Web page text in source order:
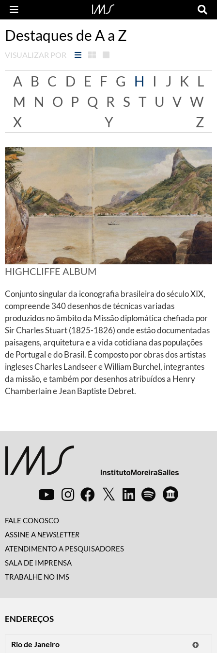
Destaques de A a Z
VISUALIZAR POR
A B C D E F G H I J K L
M
N O P Q R S T U V W
X
Y Z
HIGHCLIFFE ALBUM
Conjunto singular da iconografia brasileira do século XIX,
compreende 340 desenhos de técnicas variadas
produzidos no âmbito da Missão diplomática chefiada por
Sir Charles Stuart (1825-1826) onde estão documentadas
paisagens, arquitetura e a vida cotidiana das populações
de Portugal e do Brasil. É composto por obras dos artistas
ingleses Charles Landseer e William Burchel, integrantes
da missão, e também por desenhos atribuídos a Henry
Chamberlain e Jean Baptiste Debret.
FALE CONOSCO
ASSINE A NEWSLETTER
ATENDIMENTO A PESQUISADORES
SALA DE IMPRENSA
TRABALHE NO IMS
ENDEREÇOS
Rio de Janeiro